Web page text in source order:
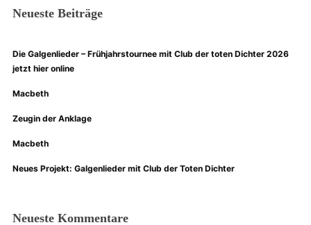
Neueste Beiträge
Die Galgenlieder – Frühjahrstournee mit Club der toten Dichter 2026
jetzt hier online
Macbeth
Zeugin der Anklage
Macbeth
Neues Projekt: Galgenlieder mit Club der Toten Dichter
Neueste Kommentare